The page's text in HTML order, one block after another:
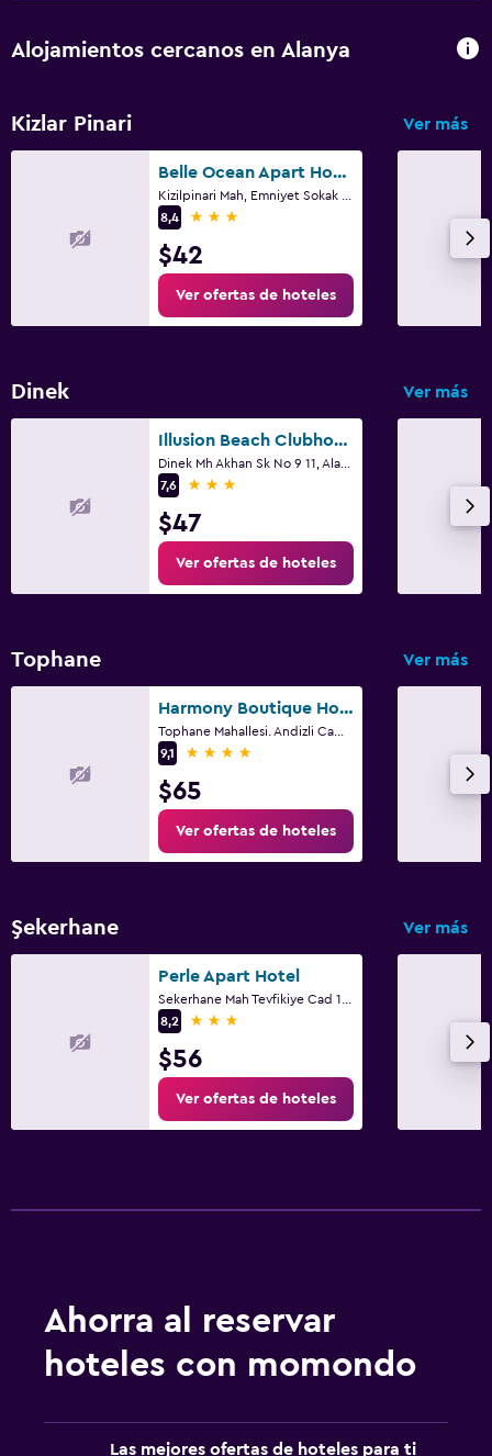
Alojamientos cercanos en Alanya
Kizlar Pinari Ver más
Belle Ocean Apart Hotel
8,4
3 estrellas
$42
Ver ofertas de hoteles
Dinek Ver más
Illusion Beach Clubhotel Only Adult
7,6
3 estrellas
$47
Ver ofertas de hoteles
Tophane Ver más
Harmony Boutique Hotel
9,1
4 estrellas
$65
Ver ofertas de hoteles
Şekerhane Ver más
Perle Apart Hotel
8,2
3 estrellas
$56
Ver ofertas de hoteles
Ahorra al reservar
hoteles con momondo
Las mejores ofertas de hoteles para ti